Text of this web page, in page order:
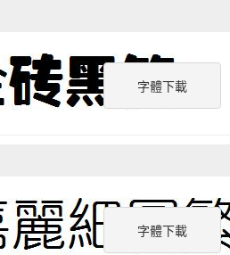
字體下載
字體下載